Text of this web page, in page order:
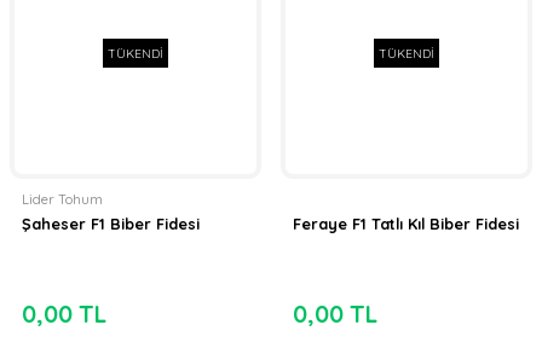
TÜKENDİ
Lider Tohum
Şaheser F1 Biber Fidesi
0,00 TL
TÜKENDİ
Feraye F1 Tatlı Kıl Biber Fidesi
0,00 TL